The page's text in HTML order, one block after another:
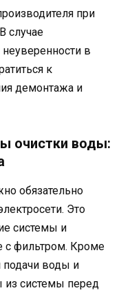
при
случае
в
к
демонтажа и
очистки воды:
обязательно
Это
системы и
с фильтром. Кроме
подачи воды и
из системы перед